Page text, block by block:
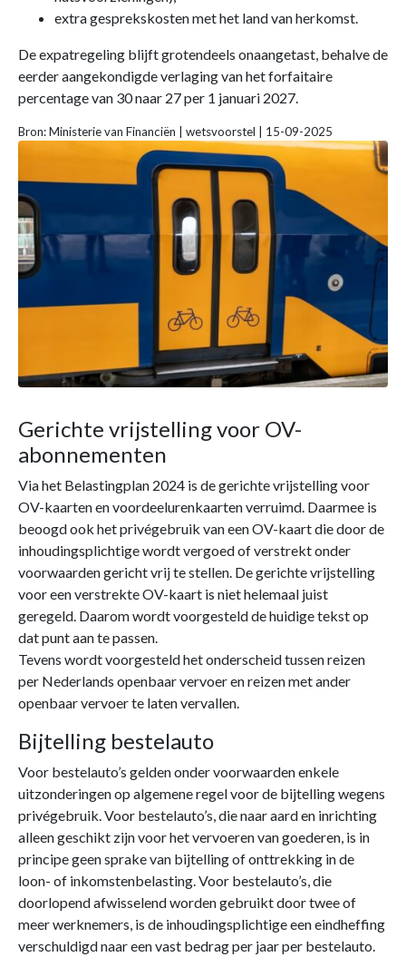
extra gesprekskosten met het land van herkomst.
De expatregeling blijft grotendeels onaangetast, behalve de
eerder aangekondigde verlaging van het forfaitaire
percentage van 30 naar 27 per 1 januari 2027.
Bron: Ministerie van Financiën | wetsvoorstel | 15-09-2025
Gerichte vrijstelling voor OV-
abonnementen
Via het Belastingplan 2024 is de gerichte vrijstelling voor
OV-kaarten en voordeelurenkaarten verruimd. Daarmee is
beoogd ook het privégebruik van een OV-kaart die door de
inhoudingsplichtige wordt vergoed of verstrekt onder
voorwaarden gericht vrij te stellen. De gerichte vrijstelling
voor een verstrekte OV-kaart is niet helemaal juist
geregeld. Daarom wordt voorgesteld de huidige tekst op
dat punt aan te passen.
Tevens wordt voorgesteld het onderscheid tussen reizen
per Nederlands openbaar vervoer en reizen met ander
openbaar vervoer te laten vervallen.
Bijtelling bestelauto
Voor bestelauto’s gelden onder voorwaarden enkele
uitzonderingen op algemene regel voor de bijtelling wegens
privégebruik. Voor bestelauto’s, die naar aard en inrichting
alleen geschikt zijn voor het vervoeren van goederen, is in
principe geen sprake van bijtelling of onttrekking in de
loon- of inkomstenbelasting. Voor bestelauto’s, die
doorlopend afwisselend worden gebruikt door twee of
meer werknemers, is de inhoudingsplichtige een eindheffing
verschuldigd naar een vast bedrag per jaar per bestelauto.